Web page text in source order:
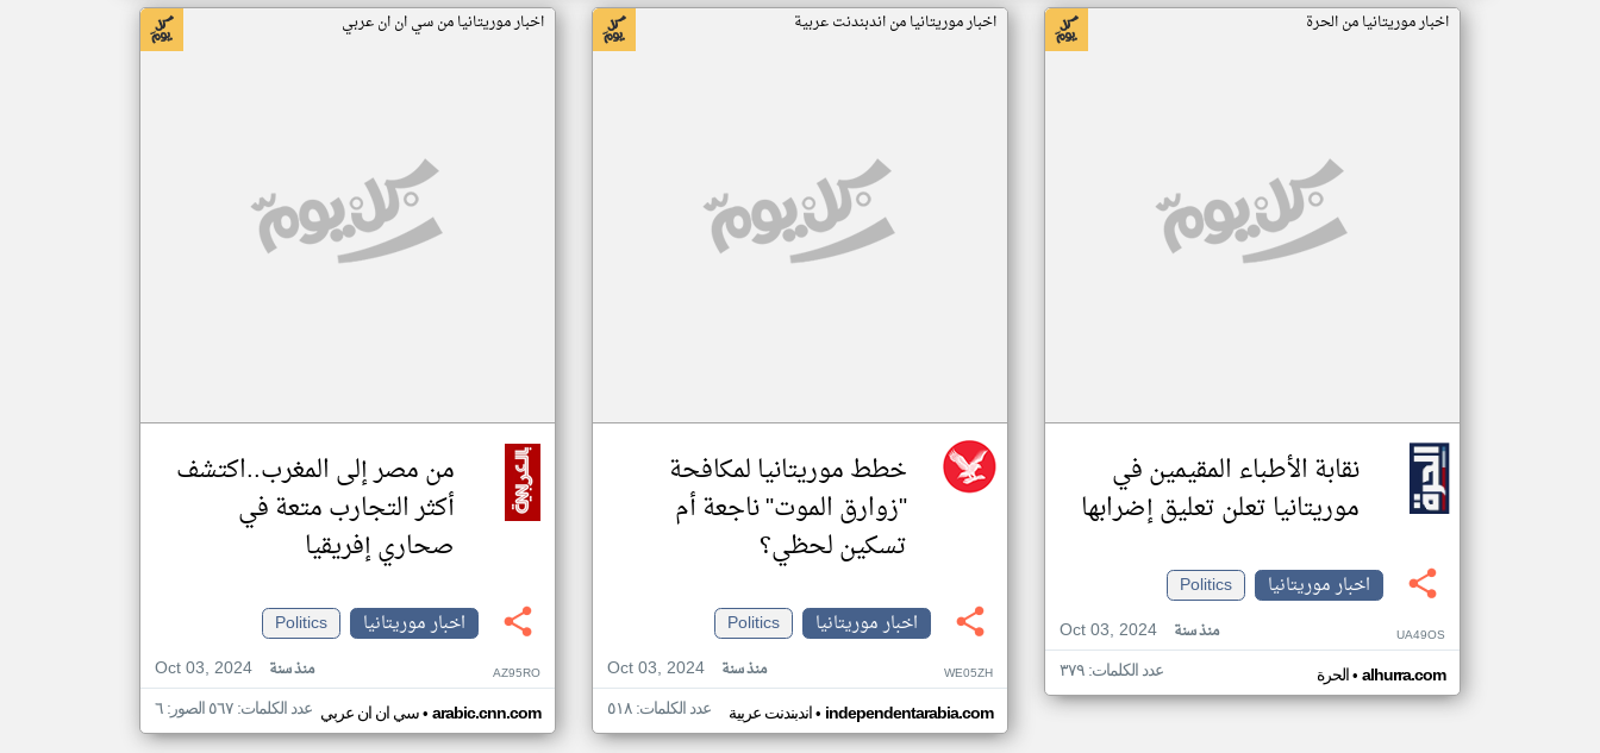
اخبار موريتانيا من الحرة
نقابة الأطباء المقيمين في
موريتانيا تعلن تعليق إضرابها
اخبار موريتانيا
Politics
Oct 03, 2024
منذ سنة UA49OS
الحرة• alhurra.com عدد الكلمات: ٣٧٩
اخبار موريتانيا من اندبندنت عربية
خطط موريتانيا لمكافحة
"زوارق الموت" ناجعة أم
تسكين لحظي؟
اخبار موريتانيا
Politics
Oct 03, 2024
منذ سنة WE05ZH
اندبندنت عربية• independentarabia.com عدد الكلمات: ٥١٨
اخبار موريتانيا من سي ان ان عربي
من مصر إلى المغرب..اكتشف
أكثر التجارب متعة في
صحاري إفريقيا
اخبار موريتانيا
Politics
Oct 03, 2024
منذ سنة AZ95RO
سي ان ان عربي• arabic.cnn.com عدد الكلمات: ٥٦٧ الصور: ٦